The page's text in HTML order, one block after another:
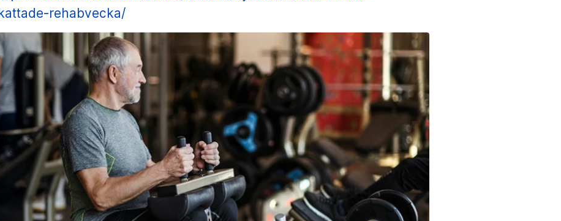
rehabvecka/